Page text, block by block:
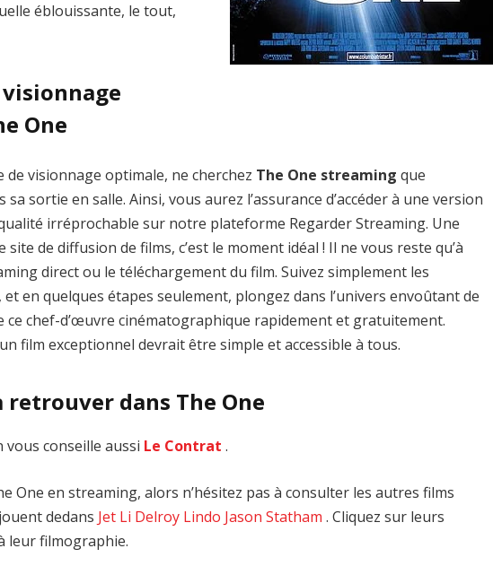
éblouissante, le tout,
One
de visionnage optimale, ne cherchez The One streaming que
sortie en salle. Ainsi, vous aurez l’assurance d’accéder à une version
irréprochable sur notre plateforme Regarder Streaming. Une
de diffusion de films, c’est le moment idéal ! Il ne vous reste qu’à
direct ou le téléchargement du film. Suivez simplement les
en quelques étapes seulement, plongez dans l’univers envoûtant de
ce chef-d’œuvre cinématographique rapidement et gratuitement.
film exceptionnel devrait être simple et accessible à tous.
retrouver dans The One
vous conseille aussi Le Contrat .
One en streaming, alors n’hésitez pas à consulter les autres films
dedans Jet Li Delroy Lindo Jason Statham . Cliquez sur leurs
leur filmographie.
Zenon: Girl of
the 21st Century
streaming VF HD
La Légende
1000
streaming